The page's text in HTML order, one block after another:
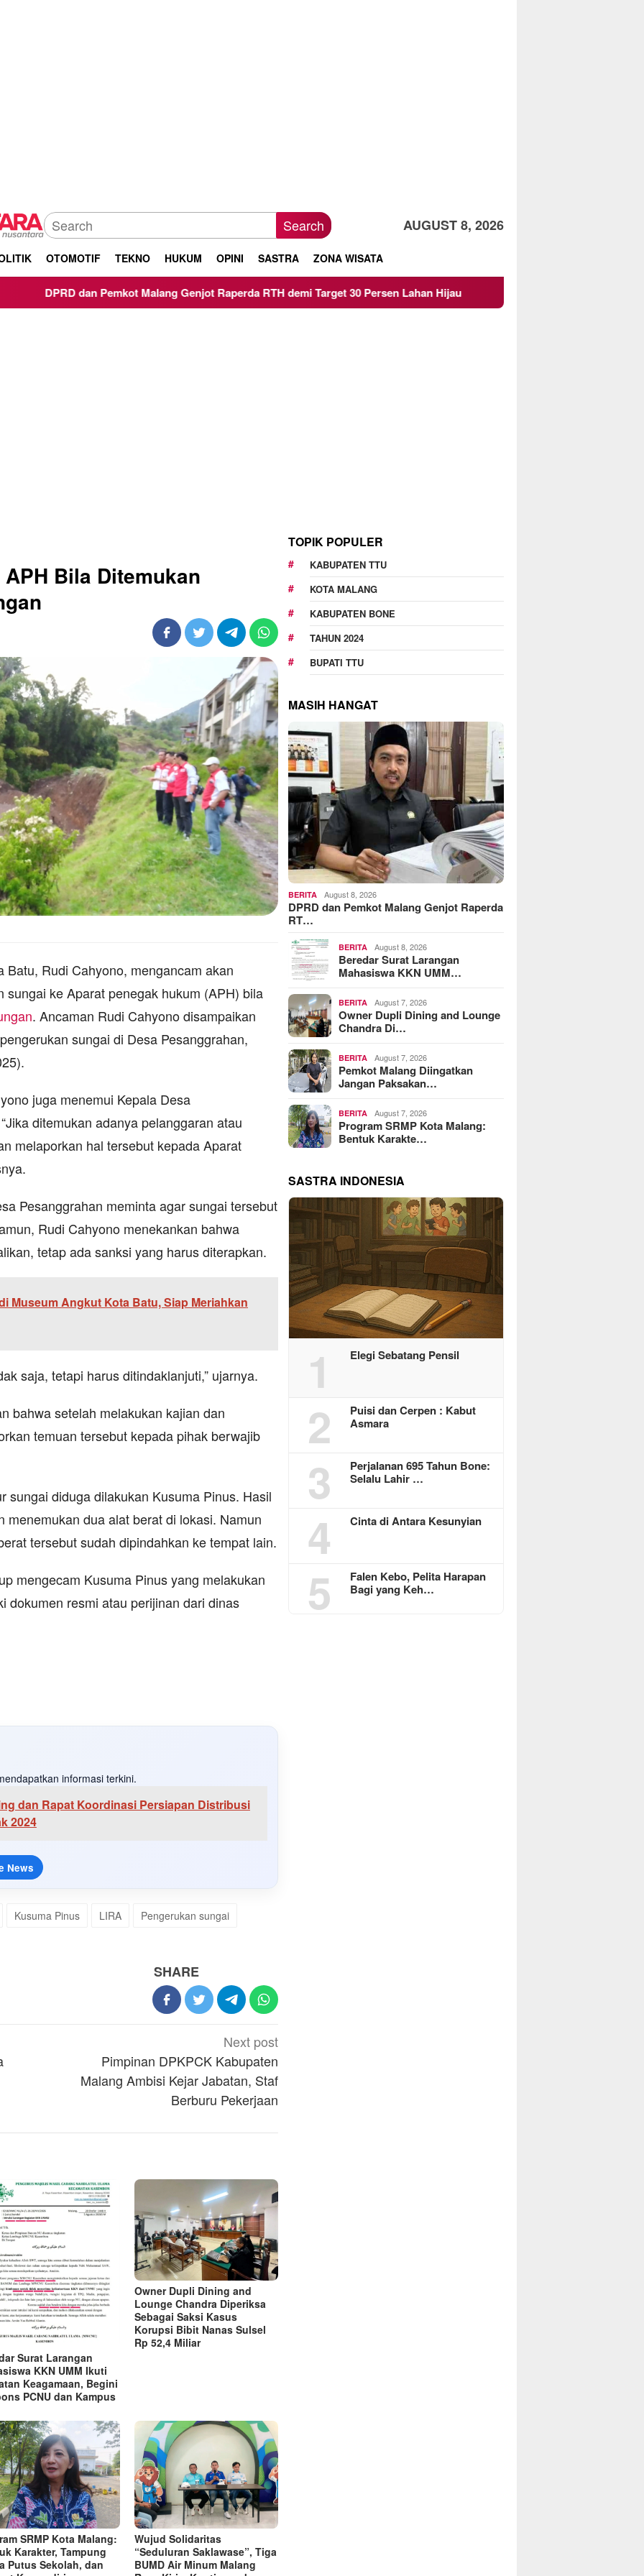
Search AUGUST 8, 2026
OTOMOTIF TEKNO HUKUM OPINI SASTRA ZONA WISATA
Malang Genjot Raperda RTH demi Target 30 Persen Lahan Hijau Beredar Surat Larangan Mahasiswa KKN
Bila Ditemukan
Batu, Rudi Cahyono, mengancam akan
sungai ke Aparat penegak hukum (APH) bila
. Ancaman Rudi Cahyono disampaikan
sungai di Desa Pesanggrahan,
juga menemui Kepala Desa
ditemukan adanya pelanggaran atau
melaporkan hal tersebut kepada Aparat
Pesanggrahan meminta agar sungai tersebut
Rudi Cahyono menekankan bahwa
tetap ada sanksi yang harus diterapkan.
Museum Angkut Kota Batu, Siap Meriahkan
saja, tetapi harus ditindaklanjuti,” ujarnya.
bahwa setelah melakukan kajian dan
temuan tersebut kepada pihak berwajib
sungai diduga dilakukan Kusuma Pinus. Hasil
menemukan dua alat berat di lokasi. Namun
tersebut sudah dipindahkan ke tempat lain.
mengecam Kusuma Pinus yang melakukan
dokumen resmi atau perijinan dari dinas
informasi terkini.
dan Rapat Koordinasi Persiapan Distribusi
2024
News
Kusuma Pinus LIRA Pengerukan sungai
SHARE
Next post
Pimpinan DPKPCK Kabupaten
Malang Ambisi Kejar Jabatan, Staf
Berburu Pekerjaan
Surat Larangan
KKN UMM Ikuti
Keagamaan, Begini
PCNU dan Kampus
Owner Dupli Dining and
Lounge Chandra Diperiksa
Sebagai Saksi Kasus
Korupsi Bibit Nanas Sulsel
Rp 52,4 Miliar
SRMP Kota Malang:
Karakter, Tampung
Putus Sekolah, dan
Wujud Solidaritas
“Seduluran Saklawase”, Tiga
BUMD Air Minum Malang
TOPIK POPULER
KABUPATEN TTU
KOTA MALANG
KABUPATEN BONE
TAHUN 2024
BUPATI TTU
MASIH HANGAT
BERITA August 8, 2026
DPRD dan Pemkot Malang Genjot Raperda
RT…
BERITA August 8, 2026
Beredar Surat Larangan
Mahasiswa KKN UMM…
BERITA August 7, 2026
Owner Dupli Dining and Lounge
Chandra Di…
BERITA August 7, 2026
Pemkot Malang Diingatkan
Jangan Paksakan…
BERITA August 7, 2026
Program SRMP Kota Malang:
Bentuk Karakte…
SASTRA INDONESIA
1 Elegi Sebatang Pensil
2
Puisi dan Cerpen : Kabut
Asmara
3
Perjalanan 695 Tahun Bone:
Selalu Lahir …
4 Cinta di Antara Kesunyian
5
Falen Kebo, Pelita Harapan
Bagi yang Keh…